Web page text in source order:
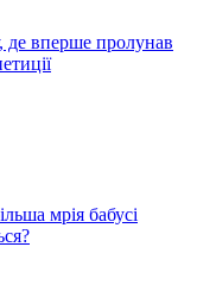
де вперше пролунав
мрія бабусі